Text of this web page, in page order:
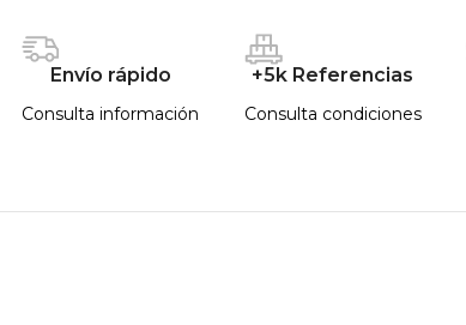
Envío rápido
Consulta información
+5k Referencias
Consulta condiciones